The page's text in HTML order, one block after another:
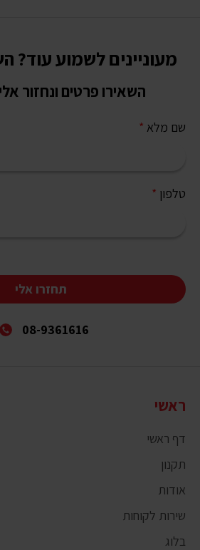
מעוניינים לשמוע עוד?
השאירו פרטים ונחזור
שם מלא *
טלפון *
תחזרו אלי
08-9361616
ראשי
דף ראשי
תקנון
אודות
שירות לקוחות
בלוג